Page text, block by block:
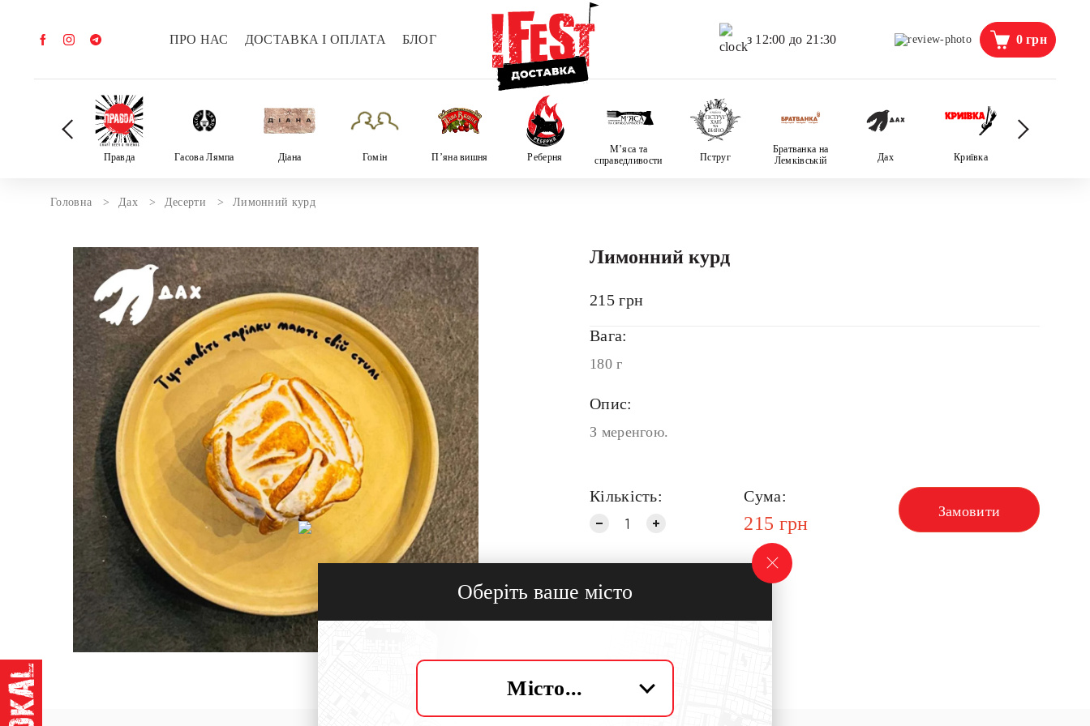
ПРО НАС ДОСТАВКА І ОПЛАТА БЛОГ з 12:00 до 21:30 0грн
Правда Гасова Лямпа Діана Гомін П’яна вишня Реберня
М’яса та
справедливости
Пструг
Братванка на
Лемківській
Дах Криївка
Головна Дах Десерти Лимонний курд
Лимонний курд
215 грн
Вага:
180 г
Опис:
З меренгою.
Кількість: Сума:
215 грн
Замовити
Оберіть ваше місто
Місто...